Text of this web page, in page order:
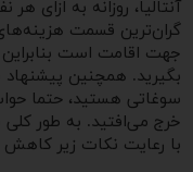
آنتالیا، روزانه به ازای هر نفر ۵۰۰ لیر خرج خواهد
گران‌ترین قسمت
بگیرید. همچنین
سوغاتی هستید، حتما
خرج می‌افتید. به طور کلی
با رعایت نکات زیر کاهش